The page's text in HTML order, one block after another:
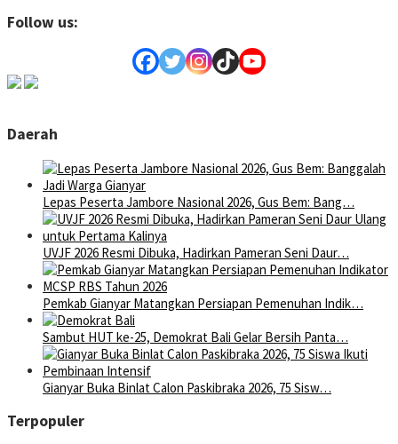
Follow us:
Daerah
Lepas Peserta Jambore Nasional 2026, Gus Bem: Bang…
UVJF 2026 Resmi Dibuka, Hadirkan Pameran Seni Daur…
Pemkab Gianyar Matangkan Persiapan Pemenuhan Indik…
Sambut HUT ke-25, Demokrat Bali Gelar Bersih Panta…
Gianyar Buka Binlat Calon Paskibraka 2026, 75 Sisw…
Terpopuler